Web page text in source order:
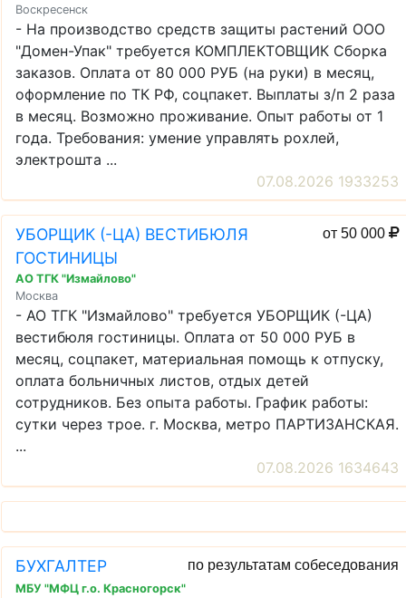
Воскресенск
- На производство средств защиты растений ООО
"Домен-Упак" требуется КОМПЛЕКТОВЩИК Сборка
заказов. Оплата от 80 000 РУБ (на руки) в месяц,
оформление по ТК РФ, соцпакет. Выплаты з/п 2 раза
в месяц. Возможно проживание. Опыт работы от 1
года. Требования: умение управлять рохлей,
электрошта ...
07.08.2026 1933253
УБОРЩИК (-ЦА) ВЕСТИБЮЛЯ
ГОСТИНИЦЫ
от 50 000
АО ТГК "Измайлово"
Москва
- АО ТГК "Измайлово" требуется УБОРЩИК (-ЦА)
вестибюля гостиницы. Оплата от 50 000 РУБ в
месяц, соцпакет, материальная помощь к отпуску,
оплата больничных листов, отдых детей
сотрудников. Без опыта работы. График работы:
сутки через трое. г. Москва, метро ПАРТИЗАНСКАЯ.
...
07.08.2026 1634643
БУХГАЛТЕР по результатам собеседования
МБУ "МФЦ г.о. Красногорск"